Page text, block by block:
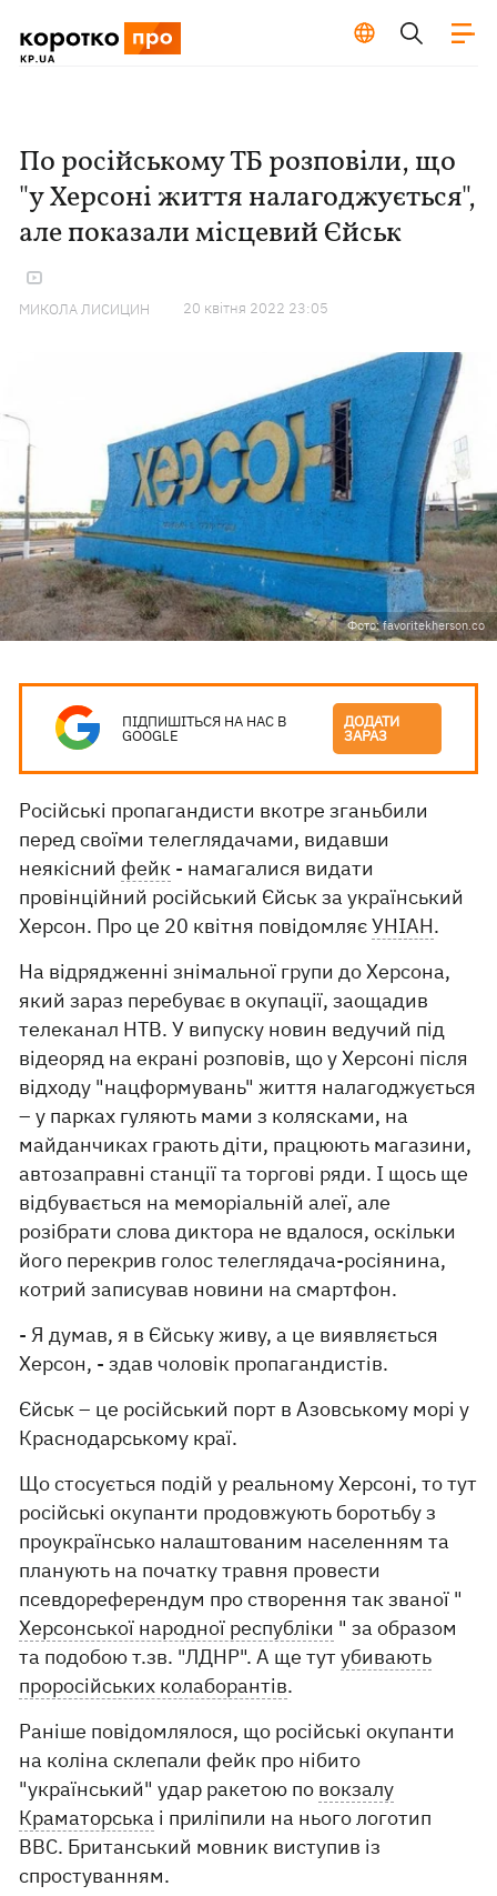
По російському ТБ розповіли, що
"у Херсоні життя налагоджується",
але показали місцевий Єйськ
МИКОЛА ЛИСИЦИН 20 квiтня 2022 23:05
Фото: favoritekherson.co
ПІДПИШІТЬСЯ НА НАС В
GOOGLE
ДОДАТИ
ЗАРАЗ
Російські пропагандисти вкотре зганьбили
перед своїми телеглядачами, видавши
неякісний фейк - намагалися видати
провінційний російський Єйськ за український
Херсон. Про це 20 квітня повідомляєУНІАН.
На відрядженні знімальної групи до Херсона,
який зараз перебуває в окупації, заощадив
телеканал НТВ. У випуску новин ведучий під
відеоряд на екрані розповів, що у Херсоні після
відходу "нацформувань" життя налагоджується
– у парках гуляють мами з колясками, на
майданчиках грають діти, працюють магазини,
автозаправні станції та торгові ряди. І щось ще
відбувається на меморіальній алеї, але
розібрати слова диктора не вдалося, оскільки
його перекрив голос телеглядача-росіянина,
котрий записував новини на смартфон.
- Я думав, я в Єйську живу, а це виявляється
Херсон, - здав чоловік пропагандистів.
Єйськ – це російський порт в Азовському морі у
Краснодарському краї.
Що стосується подій у реальному Херсоні, то тут
російські окупанти продовжують боротьбу з
проукраїнсько налаштованим населенням та
планують на початку травня провести
псевдореферендум про створення так званої "
Херсонської народної республіки " за образом
та подобою т.зв. "ЛДНР". А ще тутубивають
проросійських колаборантів.
Раніше повідомлялося, що російські окупанти
на коліна склепали фейк про нібито
"український" удар ракетою по вокзалу
Краматорська і приліпили на нього логотип
BBC. Британський мовник виступив із
спростуванням.